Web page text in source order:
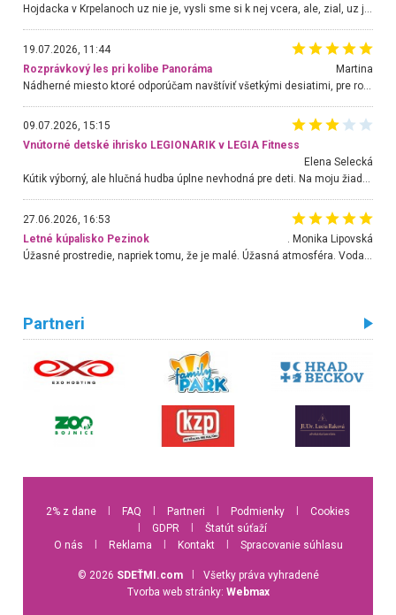
Hojdacka v Krpelanoch uz nie je, vysli sme si k nej vcera, ale, zial, uz je znicena. Ak sem planujete cestu len kvoli hojdacke, mozete si ju usetrit. Krasny vyhlad je tu vsak aj bez hojdacky :-)
19.07.2026, 11:44
Rozprávkový les pri kolibe Panoráma
Martina
Nádherné miesto ktoré odporúčam navštíviť všetkými desiatimi, pre rodiny s deťmi, dôchodcom... Proste a jednoducho ozaj rozprávkový les.. určite ešte prídeme. Odniesli sme si na pamiatku krásne tričká,
09.07.2026, 15:15
Vnútorné detské ihrisko LEGIONARIK v LEGIA Fitness
Elena Selecká
Kútik výborný, ale hlučná hudba úplne nevhodná pre deti. Na moju žiadosť o aspoň sušenie nereagovali.
27.06.2026, 16:53
Letné kúpalisko Pezinok
. Monika Lipovská
Úžasné prostredie, napriek tomu, že je malé. Úžasná atmosféra. Voda fantastická a nádherná. Ľudí je pomerne veľa, ale su mili a ohľaduplní. Je veľmi zaujímavé sledovať, ako dokážu spolu športovať cudzí ľudia a bez ohľadu na vek. Vládne tu pohoda. Vnuka neviem dostať z vody. Ďakujem za krásny deň . Urcite sa sem vrátim. Jediný problém je s parkovaním, ale aj ten sa mi podarilo vyriešiť. Monika Bratislava
Partneri
2% z dane FAQ Partneri Podmienky
Cookies
GDPR
Štatút súťaží
O nás
Reklama Kontakt Spracovanie súhlasu
© 2026 SDEŤMI.com
Všetky práva vyhradené
Tvorba web stránky: Webmax